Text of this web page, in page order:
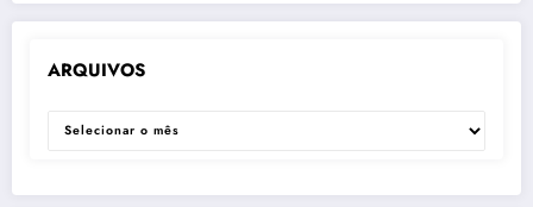
ARQUIVOS
ARQUIVOS